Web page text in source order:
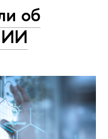
об
ИИ